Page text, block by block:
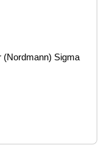
(Nordmann) Sigma